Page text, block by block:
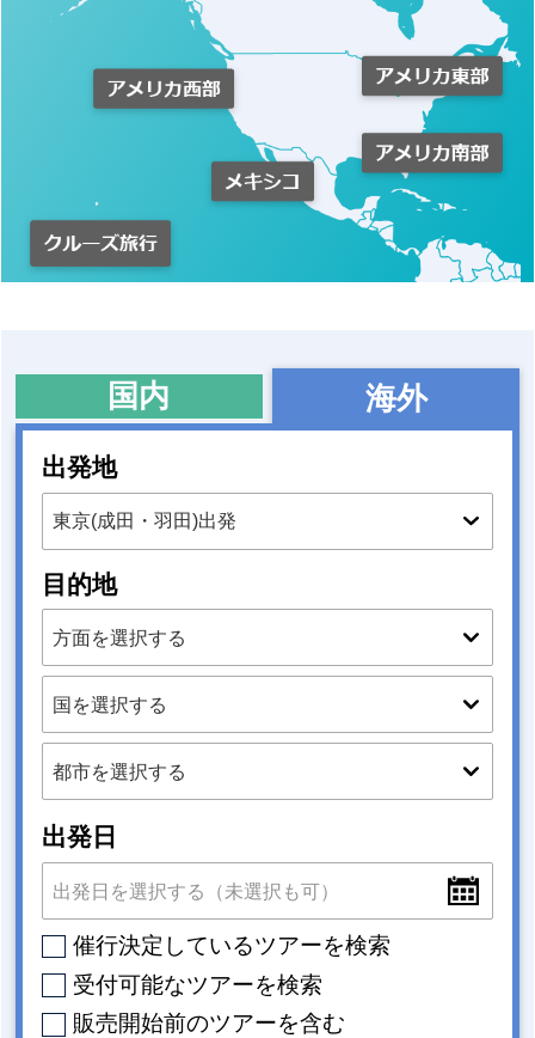
国内 海外
出発地
目的地
出発日
催行決定しているツアーを検索
受付可能なツアーを検索
販売開始前のツアーを含む